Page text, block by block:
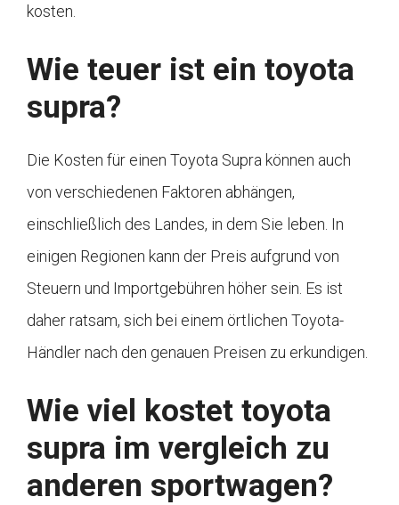
kosten.
Wie teuer ist ein toyota
supra?
Die Kosten für einen Toyota Supra können auch
von verschiedenen Faktoren abhängen,
einschließlich des Landes, in dem Sie leben. In
einigen Regionen kann der Preis aufgrund von
Steuern und Importgebühren höher sein. Es ist
daher ratsam, sich bei einem örtlichen Toyota-
Händler nach den genauen Preisen zu erkundigen.
Wie viel kostet toyota
supra im vergleich zu
anderen sportwagen?